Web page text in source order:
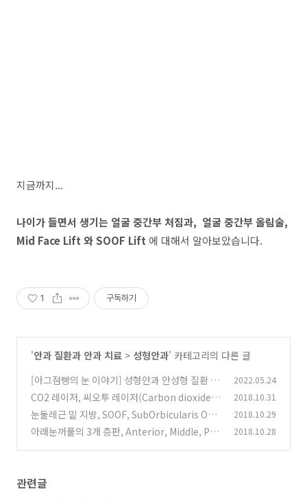
지금까지...
나이가 들면서 생기는 얼굴 중간부 처짐과, 얼굴 중간부 올림술,
Mid Face Lift 와 SOOF Lift 에 대해서 알아보았습니다.
1 구독하기
'안과 질환과 안과 치료 > 성형안과' 카테고리의 다른 글
[아그점빵의 눈 이야기] 성형안과 안성형 질환 찾
아보기~ (1)
2022.05.24
CO2 레이저, 씨오투 레이저(Carbon dioxide la
ser)를 이용한 눈꺼풀 성형술, 미용 수술 (1)
2018.10.31
눈둘레근 밑 지방, SOOF, SubOrbicularis Ocul
i Fat 와 SMAS, Superficial Muscular Aponeu
2018.10.29
아래눈꺼풀의 3개 층판, Anterior, Middle, Pos
2018.10.28
관련글